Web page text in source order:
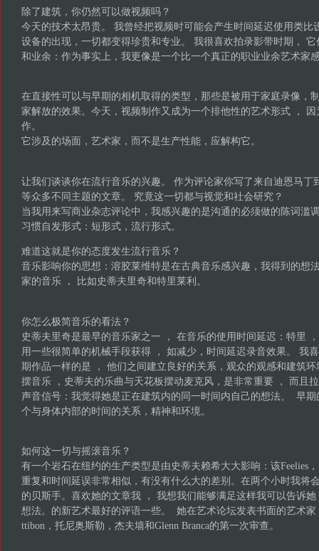
除了建筑，你仍然可以做视频吗？
今天的技术太昂贵。 我曾经把视频时可能会产生时间延迟使用类
设备的出现，一切都变得珍贵和专业。 我很喜欢拍录影带时期，
和业余：作为事实上，我更像是一个比一个真正的职业业余艺术家
在直接性可以与早期的相机取得的类型，那些是被用于家庭录像，
家解放的效果。今天，视频制作又成为一个排他性的艺术形式 ，
作。
它涉及的场面，艺术家，而不是生产性能，应解构它。
让我们谈谈你在流行音乐的兴趣。 作为评论家你写了来自迪恩马丁
等众多不同主题的文章。 究竟这一切都与视觉和社会研究？
当我用来写商业杂志评论中，我感兴趣的是沟通的必须做的陈词滥
习惯自发形式：短形式，流行形式。
难道这就是你的态度发生流行音乐？
音乐影响你的思想：溶胶莱维特是在古典音乐感兴趣，我得到的想
家的音乐 ， 比如史蒂夫里奇和特里莱利。
你怎么极简音乐的看法？
史蒂夫里奇是最早的音乐家之一 ， 在音乐的使用时间延迟：特里
用一些很简单的机械手段获得 ， 如减少，时间延迟录音效果。 我
期作品一样的是 ， 他们之间建立良好的关系，观众的观感和建筑
摆音乐 ，史蒂夫的乐曲与天花板摆动麦克风，是非常重要 ， 而且
声音信号：我觉得她是正在建筑内的同一时间内自己的想法。 早
个与身体内部的时间的关系，精神和环境。
如何这一切与摇滚音乐？
有一个岩石在纽约的生产类型是由史蒂夫赖希大大影响：该Feelies
重复和时间延误非常相似，有没有什么大的差别。在两个小时我将
的贝斯手。喜欢她的文章我 ， 我想我们能够满足这样我可以告诉
想法。的新艺术最好的评语一些。 她在艺术论坛发表书面的艺术家
ttibon，托尼奥斯勒，杰夫墙和Glenn Branca的第一次审查。